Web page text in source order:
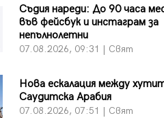
Съдия нареди: До 90 часа
във фейсбук и инстаграм за
непълнолетни
07.08.2026, 09:31 | Свят
Нова ескалация между
Саудитска Арабия
07.08.2026, 07:51 | Свят